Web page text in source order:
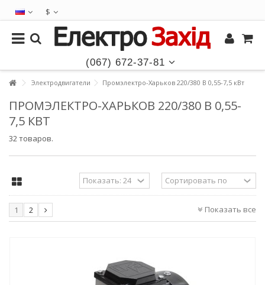
$
(067) 672-37-81
Электродвигатели Промэлектро-Харьков 220/380 В 0,55-7,5 кВт
ПРОМЭЛЕКТРО-ХАРЬКОВ 220/380 В 0,55-
7,5 КВТ
32 товаров.
Показать все
1 2